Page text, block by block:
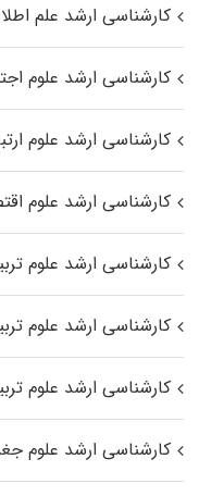
کارشناسی ارشد علم
کارشناسی ارشد علوم
کارشناسی ارشد علوم
کارشناسی ارشد علوم
کارشناسی ارشد علوم
کارشناسی ارشد علوم
کارشناسی ارشد علوم
کارشناسی ارشد علوم